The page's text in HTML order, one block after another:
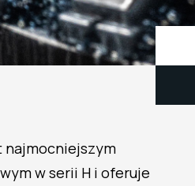
najmocniejszym
w serii H i oferuje